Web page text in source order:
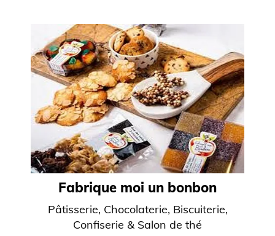
Fabrique moi un bonbon
Pâtisserie, Chocolaterie, Biscuiterie,
Confiserie & Salon de thé